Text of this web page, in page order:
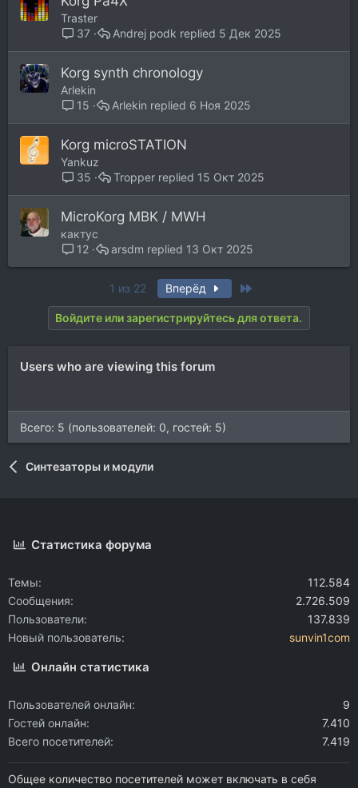
Traster
37
5 Дек 2025
Andrej podk
Korg synth chronology
Arlekin
15
6 Ноя 2025
Arlekin
Korg microSTATION
Yankuz
35
15 Окт 2025
Tropper
MicroKorg MBK / MWH
кактус
12
13 Окт 2025
arsdm
1 из 22 Вперёд
Войдите или зарегистрируйтесь для ответа.
Users who are viewing this forum
Всего: 5 (пользователей: 0, гостей: 5)
Синтезаторы и модули
Статистика форума
Темы
112.584
Сообщения
2.726.509
Пользователи
137.839
Новый пользователь
sunvin1com
Онлайн статистика
Пользователей онлайн
9
Гостей онлайн
7.410
Всего посетителей
7.419
Общее количество посетителей может включать в себя